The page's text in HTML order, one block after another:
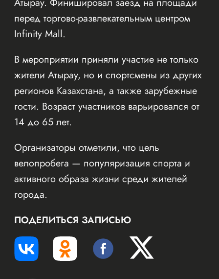
перед торгово-развлекательным центром
Infinity Mall.
В мероприятии приняли участие не только
жители Атырау, но и спортсмены из других
регионов Казахстана, а также зарубежные
гости. Возраст участников варьировался от
14 до 65 лет.
Организаторы отметили, что цель
велопробега — популяризация спорта и
активного образа жизни среди жителей
города.
ПОДЕЛИТЬСЯ ЗАПИСЬЮ